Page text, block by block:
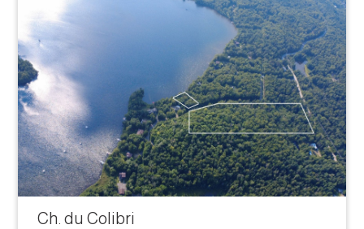
Ch. du Colibri